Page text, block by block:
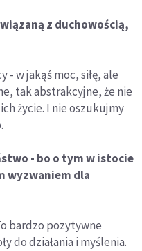
z duchowością,
- w jakąś moc, siłę, ale
tak abstrakcyjne, że nie
życie. I nie oszukujmy
- bo o tym w istocie
wyzwaniem dla
bardzo pozytywne
do działania i myślenia.